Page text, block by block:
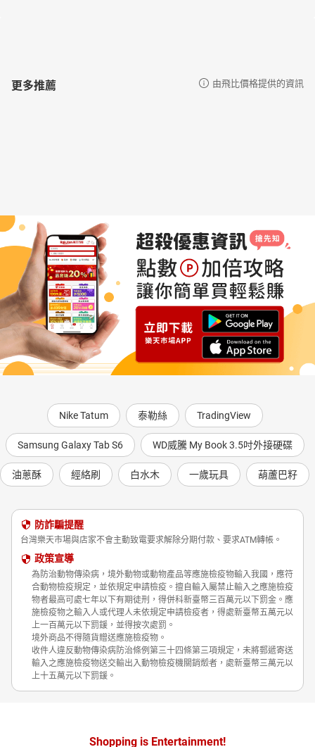
更多推薦 由飛比價格提供的資訊
Nike Tatum 泰勒絲 TradingView
Samsung Galaxy Tab S6 WD威騰 My Book 3.5吋外接硬碟
油蔥酥 經絡刷 白水木 一歲玩具 葫蘆巴籽
防詐騙提醒
台灣樂天市場與店家不會主動致電要求解除分期付款、要求ATM轉帳。
政策宣導
為防治動物傳染病，境外動物或動物產品等應施檢疫物輸入我國，應符
合動物檢疫規定，並依規定申請檢疫。擅自輸入屬禁止輸入之應施檢疫
物者最高可處七年以下有期徒刑，得併科新臺幣三百萬元以下罰金。應
施檢疫物之輸入人或代理人未依規定申請檢疫者，得處新臺幣五萬元以
上一百萬元以下罰鍰，並得按次處罰。
境外商品不得隨貨贈送應施檢疫物。
收件人違反動物傳染病防治條例第三十四條第三項規定，未將郵遞寄送
輸入之應施檢疫物送交輸出入動物檢疫機關銷燬者，處新臺幣三萬元以
上十五萬元以下罰鍰。
Shopping is Entertainment!